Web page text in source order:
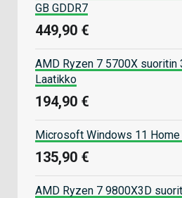
GB GDDR7
449,90 €
AMD Ryzen 7 5700X suoritin
Laatikko
194,90 €
Microsoft Windows 11
135,90 €
AMD Ryzen 7 9800X3D